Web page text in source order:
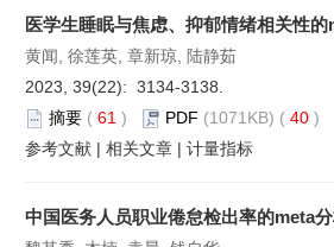
医学生睡眠与焦虑、抑郁情绪相关性的
黄闻, 徐莲英, 章新琼, 陆静茹
2023, 39(22): 3134-3138.
摘要 ( 61 ) PDF (1071KB) ( 40 )
参考文献 | 相关文章 | 计量指标
中国医务人员职业倦怠检出率的meta